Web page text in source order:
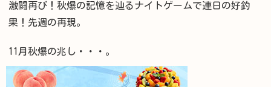
激闘再び！秋爆の記憶を辿るナイトゲームで連日の好釣
果！先週の再現。
11月秋爆の兆し・・・。